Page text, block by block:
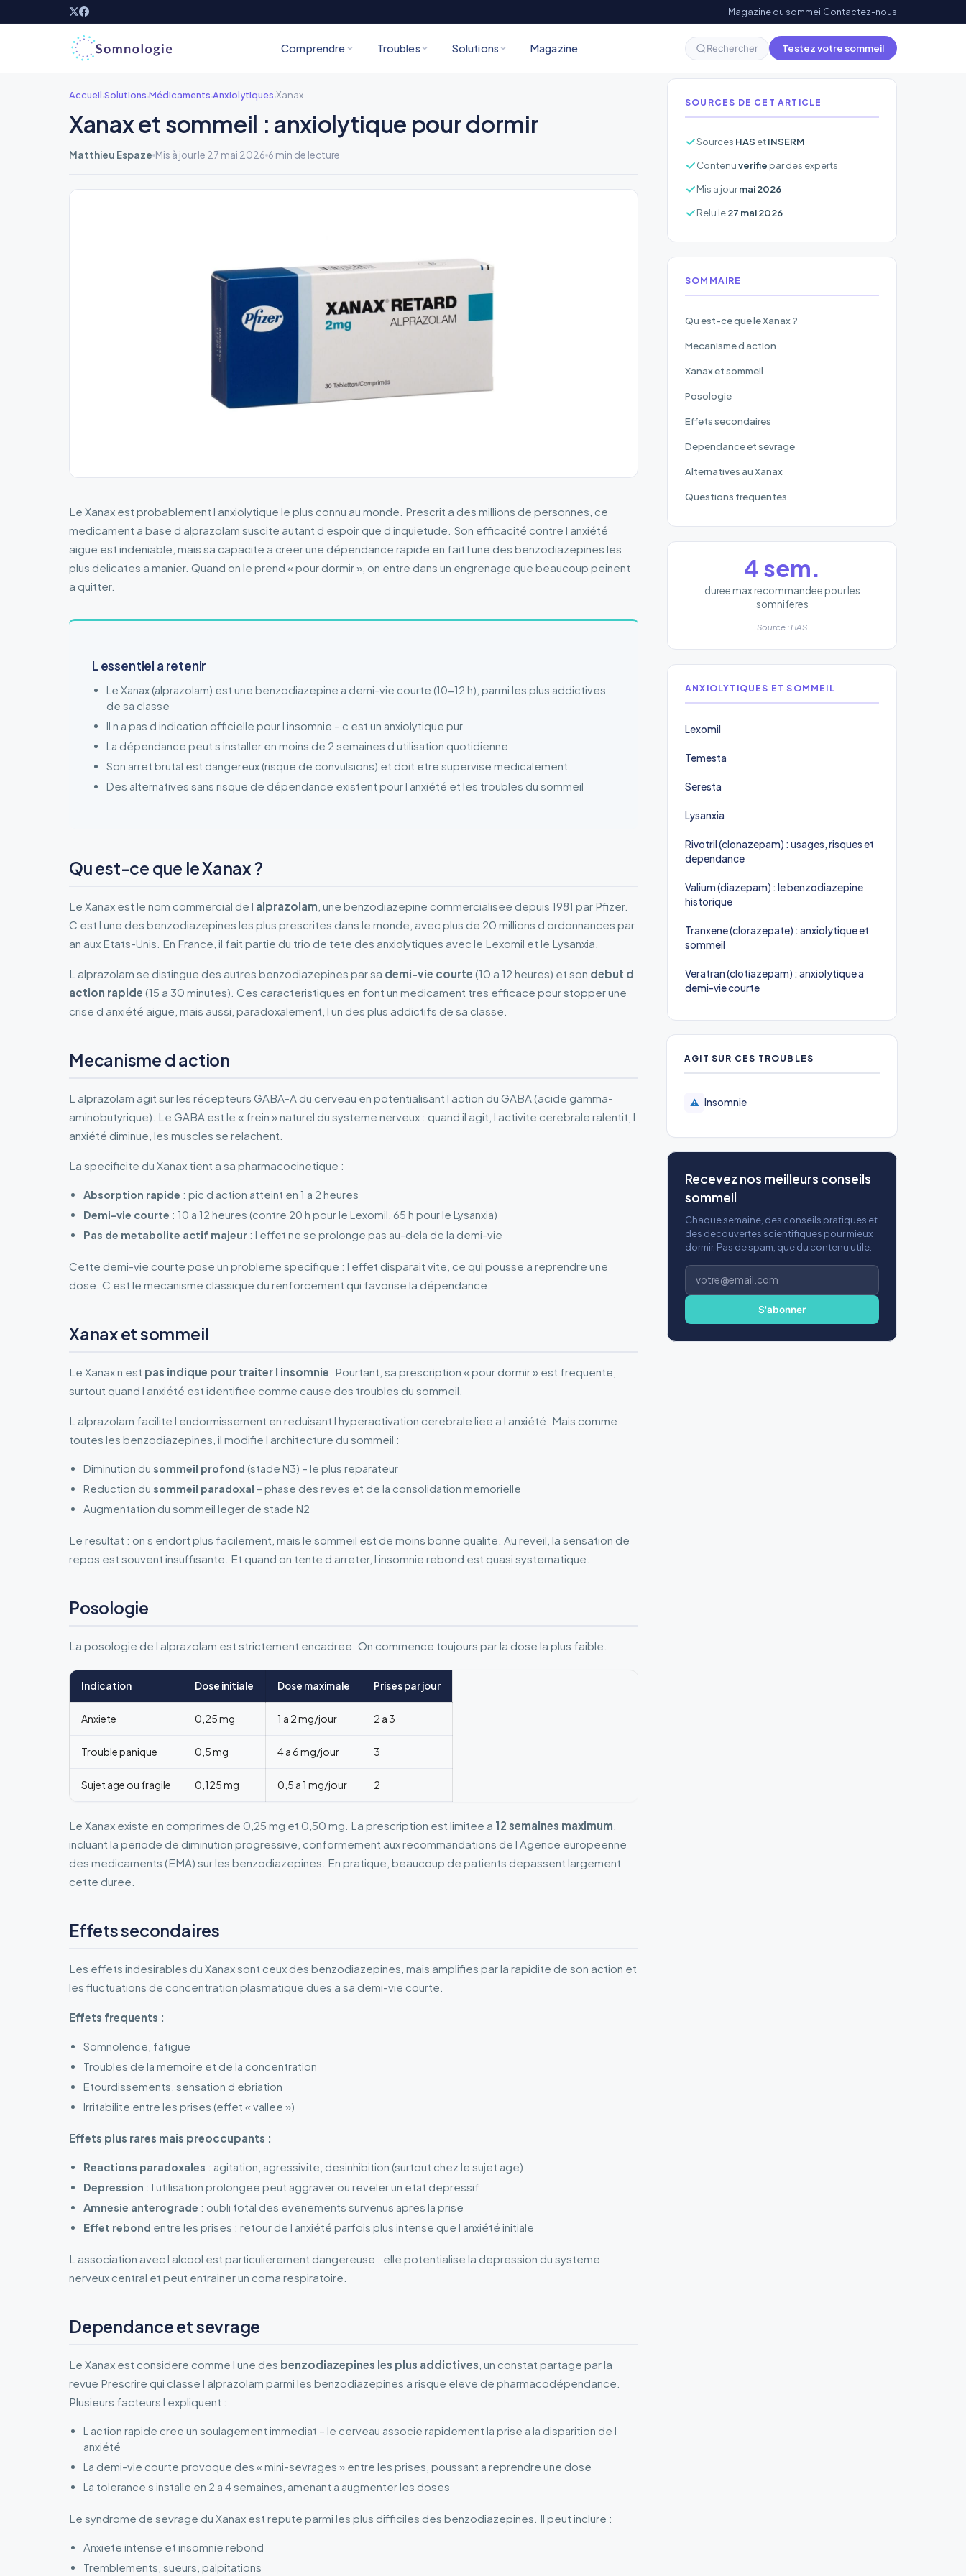
au
Magazine du sommeilContactez-nous
Comprendre Troubles Solutions Magazine Rechercher Testez votre sommeil
Accueil›Solutions›Médicaments›Anxiolytiques›Xanax
Xanax et sommeil : anxiolytique pour dormir
Matthieu Espaze Mis à jour le 27 mai 2026 6 min de lecture
Le Xanax est probablement l anxiolytique le plus connu au monde. Prescrit a des millions de personnes, ce
medicament a base d alprazolam suscite autant d espoir que d inquietude. Son efficacité contre l anxiété
aigue est indeniable, mais sa capacite a creer une dépendance rapide en fait l une des benzodiazepines les
plus delicates a manier. Quand on le prend « pour dormir », on entre dans un engrenage que beaucoup peinent
a quitter.
L essentiel a retenir
Le Xanax (alprazolam) est une benzodiazepine a demi-vie courte (10-12 h), parmi les plus addictives
de sa classe
Il n a pas d indication officielle pour l insomnie – c est un anxiolytique pur
La dépendance peut s installer en moins de 2 semaines d utilisation quotidienne
Son arret brutal est dangereux (risque de convulsions) et doit etre supervise medicalement
Des alternatives sans risque de dépendance existent pour l anxiété et les troubles du sommeil
Qu est-ce que le Xanax ?
Le Xanax est le nom commercial de l alprazolam , une benzodiazepine commercialisee depuis 1981 par Pfizer.
C est l une des benzodiazepines les plus prescrites dans le monde, avec plus de 20 millions d ordonnances par
an aux Etats-Unis. En France, il fait partie du trio de tete des anxiolytiques avec le Lexomil et le Lysanxia.
L alprazolam se distingue des autres benzodiazepines par sa demi-vie courte (10 a 12 heures) et son debut d
action rapide (15 a 30 minutes). Ces caracteristiques en font un medicament tres efficace pour stopper une
crise d anxiété aigue, mais aussi, paradoxalement, l un des plus addictifs de sa classe.
Mecanisme d action
L alprazolam agit sur les récepteurs GABA-A du cerveau en potentialisant l action du GABA (acide gamma-
aminobutyrique). Le GABA est le « frein » naturel du systeme nerveux : quand il agit, l activite cerebrale ralentit, l
anxiété diminue, les muscles se relachent.
La specificite du Xanax tient a sa pharmacocinetique :
Absorption rapide : pic d action atteint en 1 a 2 heures
Demi-vie courte : 10 a 12 heures (contre 20 h pour le Lexomil, 65 h pour le Lysanxia)
Pas de metabolite actif majeur : l effet ne se prolonge pas au-dela de la demi-vie
Cette demi-vie courte pose un probleme specifique : l effet disparait vite, ce qui pousse a reprendre une
dose. C est le mecanisme classique du renforcement qui favorise la dépendance.
Xanax et sommeil
Le Xanax n est pas indique pour traiter l insomnie . Pourtant, sa prescription « pour dormir » est frequente,
surtout quand l anxiété est identifiee comme cause des troubles du sommeil.
L alprazolam facilite l endormissement en reduisant l hyperactivation cerebrale liee a l anxiété. Mais comme
toutes les benzodiazepines, il modifie l architecture du sommeil :
Diminution du sommeil profond (stade N3) – le plus reparateur
Reduction du sommeil paradoxal – phase des reves et de la consolidation memorielle
Augmentation du sommeil leger de stade N2
Le resultat : on s endort plus facilement, mais le sommeil est de moins bonne qualite. Au reveil, la sensation de
repos est souvent insuffisante. Et quand on tente d arreter, l insomnie rebond est quasi systematique.
Posologie
La posologie de l alprazolam est strictement encadree. On commence toujours par la dose la plus faible.
Indication Dose initiale Dose maximale Prises par jour
Anxiete 0,25 mg 1 a 2 mg/jour 2 a 3
Trouble panique 0,5 mg 4 a 6 mg/jour 3
Sujet age ou fragile 0,125 mg 0,5 a 1 mg/jour 2
Le Xanax existe en comprimes de 0,25 mg et 0,50 mg. La prescription est limitee a 12 semaines maximum
incluant la periode de diminution progressive, conformement aux recommandations de l Agence europeenne
des medicaments (EMA) sur les benzodiazepines. En pratique, beaucoup de patients depassent largement
cette duree.
Effets secondaires
Les effets indesirables du Xanax sont ceux des benzodiazepines, mais amplifies par la rapidite de son action et
les fluctuations de concentration plasmatique dues a sa demi-vie courte.
Effets frequents :
Somnolence, fatigue
Troubles de la memoire et de la concentration
Etourdissements, sensation d ebriation
Irritabilite entre les prises (effet « vallee »)
Effets plus rares mais preoccupants :
Reactions paradoxales : agitation, agressivite, desinhibition (surtout chez le sujet age)
Depression : l utilisation prolongee peut aggraver ou reveler un etat depressif
Amnesie anterograde : oubli total des evenements survenus apres la prise
Effet rebond entre les prises : retour de l anxiété parfois plus intense que l anxiété initiale
L association avec l alcool est particulierement dangereuse : elle potentialise la depression du systeme
nerveux central et peut entrainer un coma respiratoire.
Dependance et sevrage
Le Xanax est considere comme l une des benzodiazepines les plus addictives , un constat partage par la
revue Prescrire qui classe l alprazolam parmi les benzodiazepines a risque eleve de pharmacodépendance.
Plusieurs facteurs l expliquent :
L action rapide cree un soulagement immediat – le cerveau associe rapidement la prise a la disparition de l
anxiété
La demi-vie courte provoque des « mini-sevrages » entre les prises, poussant a reprendre une dose
La tolerance s installe en 2 a 4 semaines, amenant a augmenter les doses
Le syndrome de sevrage du Xanax est repute parmi les plus difficiles des benzodiazepines. Il peut inclure :
Anxiete intense et insomnie rebond
Tremblements, sueurs, palpitations
SOURCES DE CET ARTICLE
Sources HAS etINSERM
Contenuverifie par des experts
Mis a jourmai 2026
Relu le27 mai 2026
SOMMAIRE
Qu est-ce que le Xanax ?
Mecanisme d action
Xanax et sommeil
Posologie
Effets secondaires
Dependance et sevrage
Alternatives au Xanax
Questions frequentes
4 sem.
duree max recommandee pour les
somniferes
Source : HAS
ANXIOLYTIQUES ET SOMMEIL
Lexomil
Temesta
Seresta
Lysanxia
Rivotril (clonazepam) : usages, risques et
dependance
Valium (diazepam) : le benzodiazepine
historique
Tranxene (clorazepate) : anxiolytique et
sommeil
Veratran (clotiazepam) : anxiolytique a
demi-vie courte
AGIT SUR CES TROUBLES
⚠️ Insomnie
Recevez nos meilleurs conseils
sommeil
Chaque semaine, des conseils pratiques et
des decouvertes scientifiques pour mieux
dormir. Pas de spam, que du contenu utile.
Adresse
e-
S'abonner